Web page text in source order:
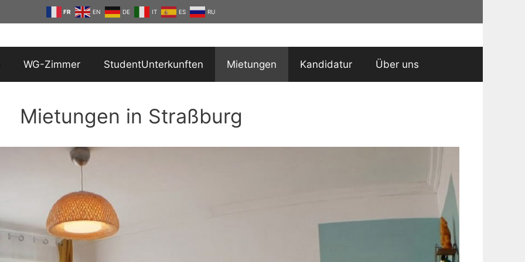
FR EN DE IT ES RU
WG-Zimmer StudentUnterkunften Mietungen Kandidatur Über uns
Mietungen in Straßburg